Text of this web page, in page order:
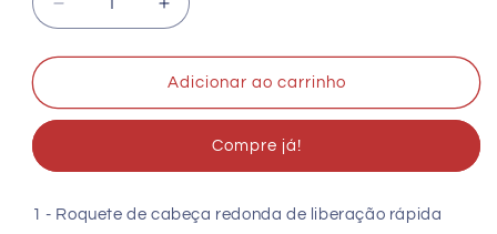
Diminuir
a
quantidade
JOGO
3/8&quot;
PCS.
Aumentar
a
quantidade
de
JOGO
CAIXA
3/8&quot;
PCS.
Adicionar ao carrinho
Compre já!
1 - Roquete de cabeça redonda de liberação rápida